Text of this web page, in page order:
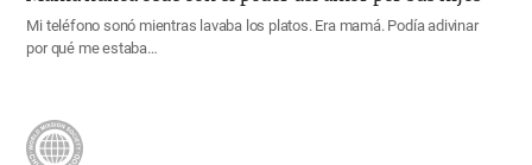
Mi teléfono sonó mientras lavaba los platos. Era mamá. Podía adivinar
por qué me estaba…